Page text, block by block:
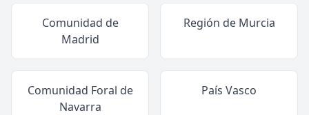
Comunidad de
Madrid
Región de Murcia
Comunidad Foral de
Navarra
País Vasco